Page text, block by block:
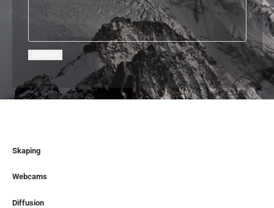
Skaping
Webcams
Diffusion